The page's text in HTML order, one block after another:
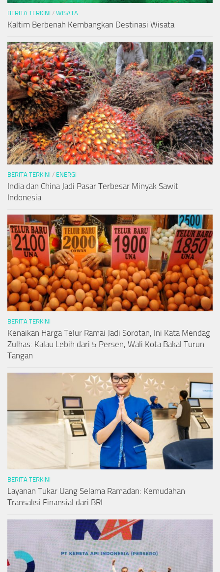
BERITA TERKINI / WISATA
Kaltim Berbenah Kembangkan Destinasi Wisata
BERITA TERKINI / ENERGI
India dan China Jadi Pasar Terbesar Minyak Sawit
Indonesia
BERITA TERKINI
Kenaikan Harga Telur Ramai Jadi Sorotan, Ini Kata Mendag
Zulhas: Kalau Lebih dari 5 Persen, Wali Kota Bakal Turun
Tangan
BERITA TERKINI
Layanan Tukar Uang Selama Ramadan: Kemudahan
Transaksi Finansial dari BRI